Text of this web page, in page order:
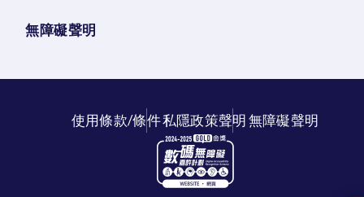
無障礙聲明
使用條款/條件私隱政策聲明無障礙聲明